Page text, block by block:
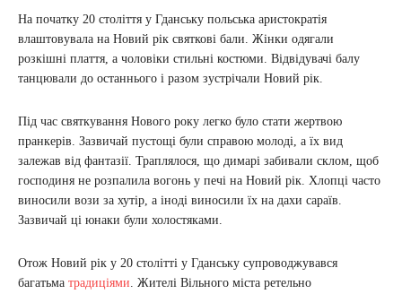
На початку 20 століття у Гданську польська аристократія
влаштовувала на Новий рік святкові бали. Жінки одягали
розкішні плаття, а чоловіки стильні костюми. Відвідувачі балу
танцювали до останнього і разом зустрічали Новий рік.
Під час святкування Нового року легко було стати жертвою
пранкерів. Зазвичай пустощі були справою молоді, а їх вид
залежав від фантазії. Траплялося, що димарі забивали склом, щоб
господиня не розпалила вогонь у печі на Новий рік. Хлопці часто
виносили вози за хутір, а іноді виносили їх на дахи сараїв.
Зазвичай ці юнаки були холостяками.
Отож Новий рік у 20 столітті у Гданську супроводжувався
багатьма традиціями . Жителі Вільного міста ретельно